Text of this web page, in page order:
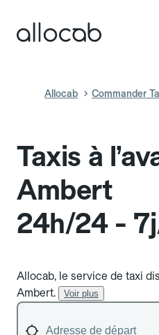
Allocab Commander
Taxis à
Ambert
24h/24 -
Allocab, le service de taxi
Ambert.
Voir plus